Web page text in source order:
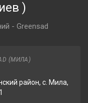
)
- Greensad
(МИЛА)
район, с. Мила,